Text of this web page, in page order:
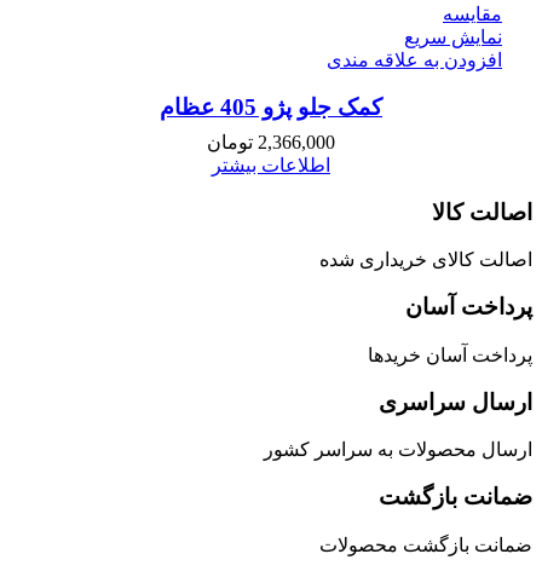
مقايسه
نمایش سریع
افزودن به علاقه مندی
کمک جلو پژو 405 عظام
2,366,000 تومان
اطلاعات بیشتر
اصالت کالا
اصالت کالای خریداری شده
پرداخت آسان
پرداخت آسان خریدها
ارسال سراسری
ارسال محصولات به سراسر کشور
ضمانت بازگشت
ضمانت بازگشت محصولات